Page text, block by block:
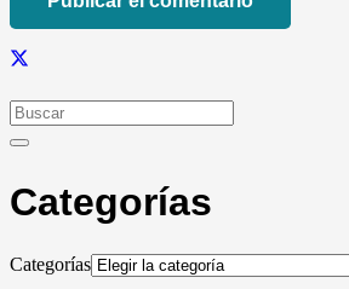
Categorías
Categorías